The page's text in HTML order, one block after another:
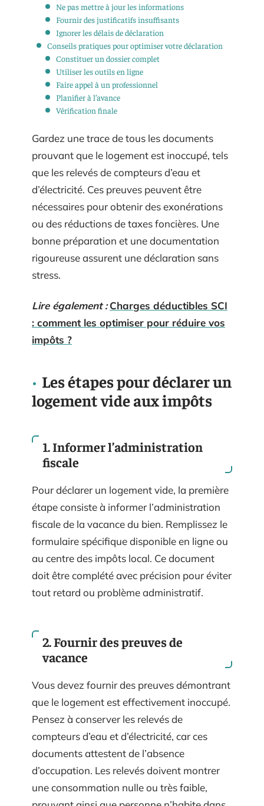
Ne pas mettre à jour les informations
Fournir des justificatifs insuffisants
Ignorer les délais de déclaration
Conseils pratiques pour optimiser votre déclaration
Constituer un dossier complet
Utiliser les outils en ligne
Faire appel à un professionnel
Planifier à l’avance
Vérification finale
Gardez une trace de tous les documents
prouvant que le logement est inoccupé, tels
que les relevés de compteurs d’eau et
d’électricité. Ces preuves peuvent être
nécessaires pour obtenir des exonérations
ou des réductions de taxes foncières. Une
bonne préparation et une documentation
rigoureuse assurent une déclaration sans
stress.
Lire également : Charges déductibles SCI
: comment les optimiser pour réduire vos
impôts ?
Les étapes pour déclarer un
logement vide aux impôts
1. Informer l’administration
fiscale
Pour déclarer un logement vide, la première
étape consiste à informer l’administration
fiscale de la vacance du bien. Remplissez le
formulaire spécifique disponible en ligne ou
au centre des impôts local. Ce document
doit être complété avec précision pour éviter
tout retard ou problème administratif.
2. Fournir des preuves de
vacance
Vous devez fournir des preuves démontrant
que le logement est effectivement inoccupé.
Pensez à conserver les relevés de
compteurs d’eau et d’électricité, car ces
documents attestent de l’absence
d’occupation. Les relevés doivent montrer
une consommation nulle ou très faible,